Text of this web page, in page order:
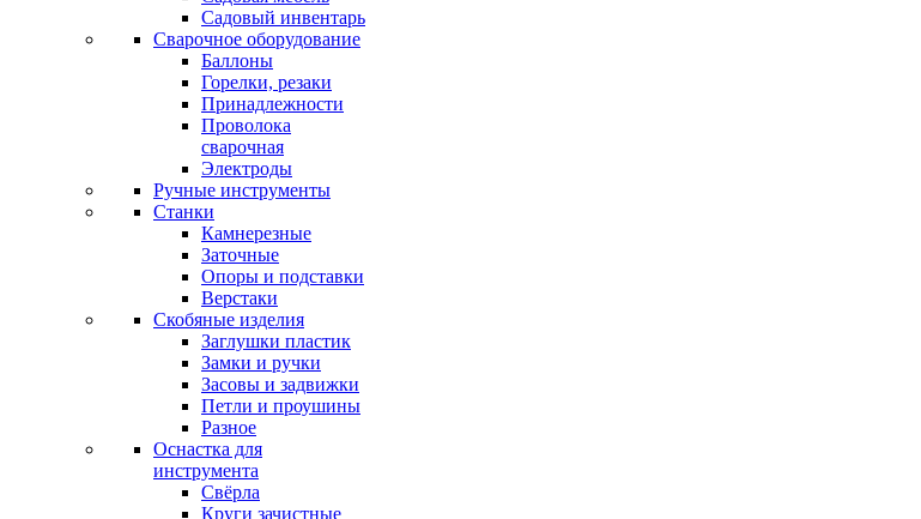
Садовый инвентарь
Сварочное оборудование
Баллоны
Горелки, резаки
Принадлежности
Проволока
сварочная
Электроды
Ручные инструменты
Станки
Камнерезные
Заточные
Опоры и подставки
Верстаки
Скобяные изделия
Заглушки пластик
Замки и ручки
Засовы и задвижки
Петли и проушины
Разное
Оснастка для
инструмента
Свёрла
Круги зачистные